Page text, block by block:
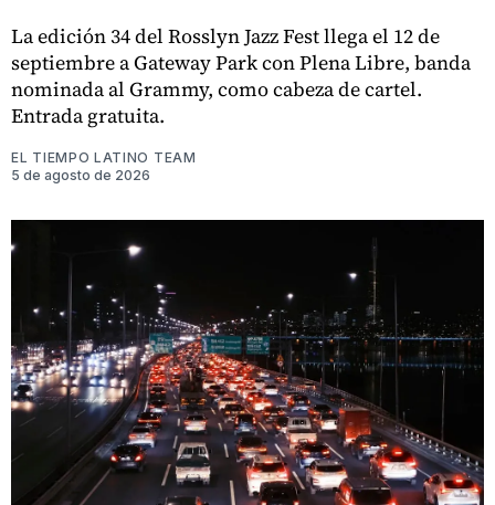
La edición 34 del Rosslyn Jazz Fest llega el 12 de
septiembre a Gateway Park con Plena Libre, banda
nominada al Grammy, como cabeza de cartel.
Entrada gratuita.
EL TIEMPO LATINO TEAM
5 de agosto de 2026